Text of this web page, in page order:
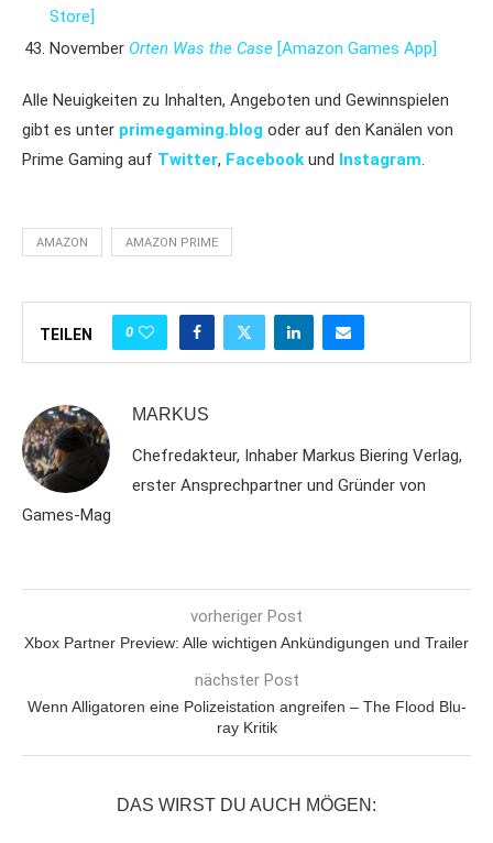
Store]
November Orten Was the Case [Amazon Games App]
Alle Neuigkeiten zu Inhalten, Angeboten und Gewinnspielen
gibt es unter primegaming.blog oder auf den Kanälen von
Prime Gaming auf Twitter, Facebook und Instagram.
AMAZON AMAZON PRIME
TEILEN 0
MARKUS
Chefredakteur, Inhaber Markus Biering Verlag,
erster Ansprechpartner und Gründer von
Games-Mag
vorheriger Post
Xbox Partner Preview: Alle wichtigen Ankündigungen und Trailer
nächster Post
Wenn Alligatoren eine Polizeistation angreifen – The Flood Blu-
ray Kritik
DAS WIRST DU AUCH MÖGEN: